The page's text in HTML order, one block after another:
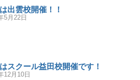
出雲校開催！！
5月22日
スクール益田校開催です！
12月10日